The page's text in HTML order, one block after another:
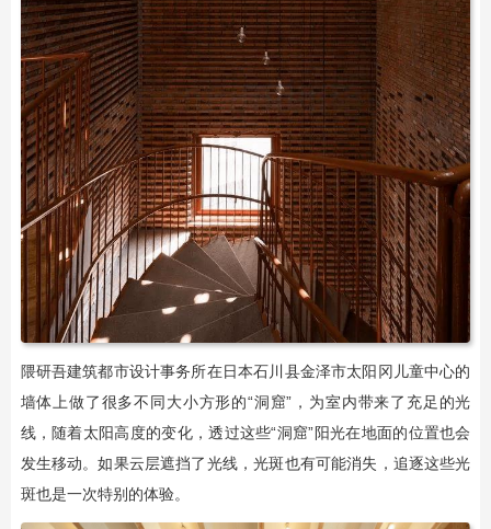
隈研吾建筑都市设计事务所在日本石川县金泽市太阳冈儿童中心的
墙体上做了很多不同大小方形的“洞窟”，为室内带来了充足的光
线，随着太阳高度的变化，透过这些“洞窟”阳光在地面的位置也会
发生移动。如果云层遮挡了光线，光斑也有可能消失，追逐这些光
斑也是一次特别的体验。